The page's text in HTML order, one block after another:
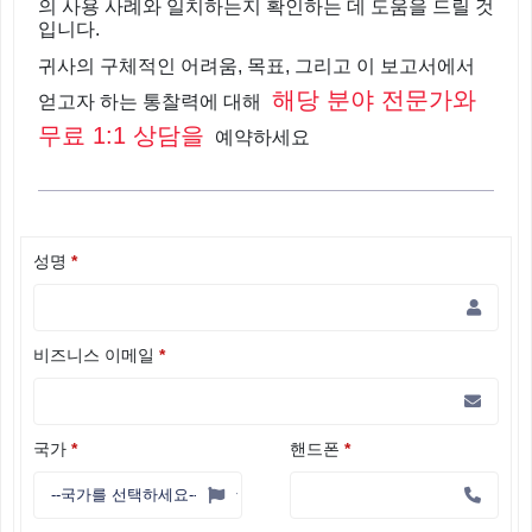
의 사용 사례와 일치하는지 확인하는 데 도움을 드릴 것
입니다.
귀사의 구체적인 어려움, 목표, 그리고 이 보고서에서
얻고자 하는 통찰력에 대해
해당 분야 전문가와
무료 1:1 상담을
예약하세요
성명 *
비즈니스 이메일 *
국가 * 핸드폰 *